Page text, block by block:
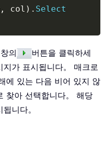
, col ) . Select
의
버튼을 클릭하세
가 표시됩니다。 매크로
에 있는 다음 비어 있지 않
찾아 선택합니다。 해당
니다。